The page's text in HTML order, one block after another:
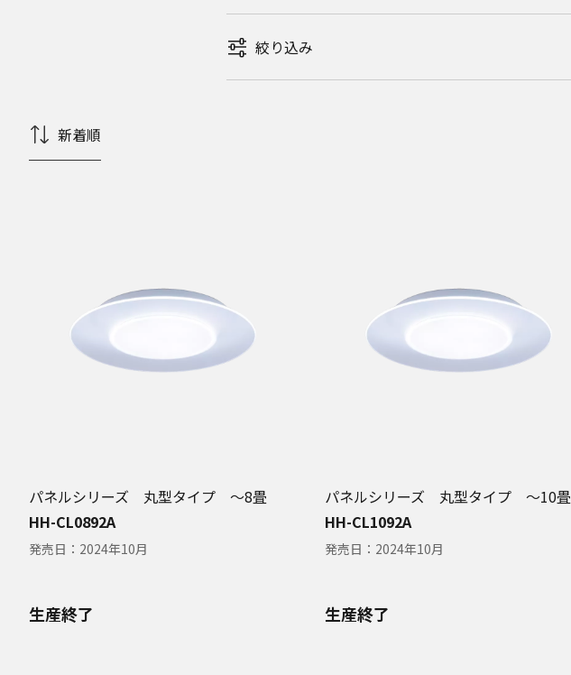
絞り込み
新着順
パネルシリーズ 丸型タイプ ～8畳
HH-CL0892A
発売日： 2024年10月
パネルシリーズ 丸型タイプ ～10畳
HH-CL1092A
発売日： 2024年10月
生産終了 生産終了